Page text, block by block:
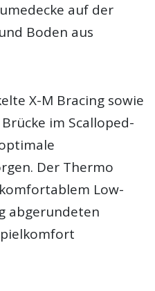
auf der
Boden aus
X-M Bracing sowie
im Scalloped-
Der Thermo
Low-
abgerundeten